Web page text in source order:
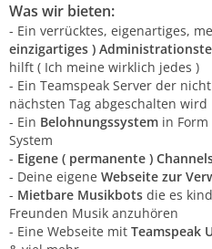
Was wir bieten:
- Ein verrücktes, eigenartiges,
einzigartiges )
hilft ( Ich meine wirklich jedes )
- Ein Teamspeak Server der
nächsten Tag abgeschalten wird
- Ein Belohnungssystem in
System
- Eigene ( permanente )
- Deine eigene Webseite zur
- Mietbare Musikbots die es
Freunden Musik anzuhören
- Eine Webseite mit Teamspeak